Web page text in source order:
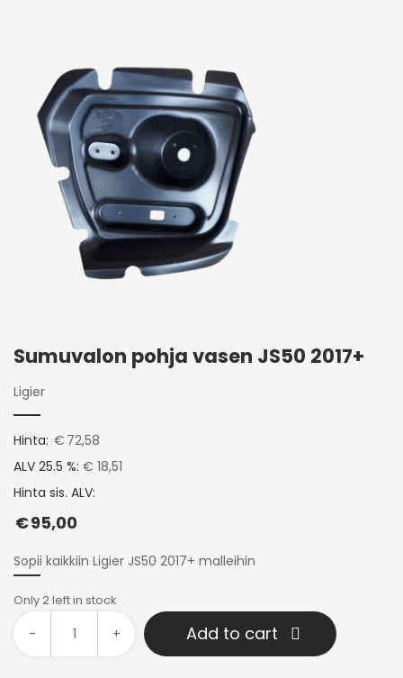
Sumuvalon pohja vasen JS50 2017+
Ligier
Hinta: € 72,58
ALV 25.5 %: € 18,51
Hinta sis. ALV:
€95,00
Sopii kaikkiin Ligier JS50 2017+ malleihin
Only 2 left in stock
- + Add to cart